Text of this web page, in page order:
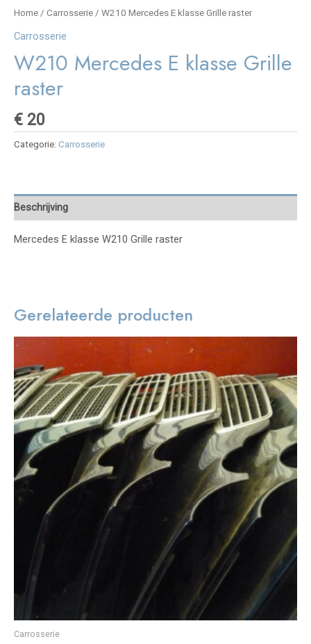
Home / Carrosserie / W210 Mercedes E klasse Grille raster
Carrosserie
W210 Mercedes E klasse Grille
raster
€ 20
Categorie: Carrosserie
Beschrijving
Mercedes E klasse W210 Grille raster
Gerelateerde producten
Carrosserie